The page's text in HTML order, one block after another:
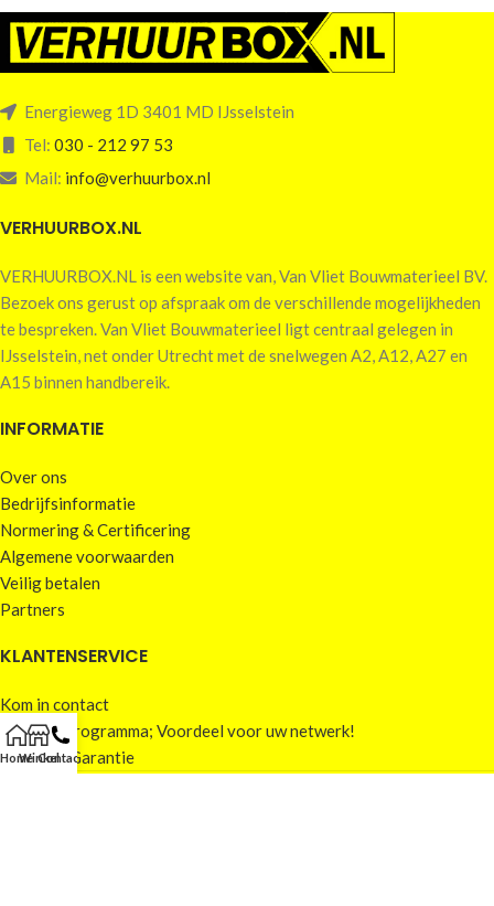
Energieweg 1D 3401 MD IJsselstein
Tel: 030 - 212 97 53
Mail: info@verhuurbox.nl
VERHUURBOX.NL
VERHUURBOX.NL is een website van, Van Vliet Bouwmaterieel BV.
Bezoek ons gerust op afspraak om de verschillende mogelijkheden
te bespreken. Van Vliet Bouwmaterieel ligt centraal gelegen in
IJsselstein, net onder Utrecht met de snelwegen A2, A12, A27 en
A15 binnen handbereik.
INFORMATIE
Over ons
Bedrijfsinformatie
Normering & Certificering
Algemene voorwaarden
Veilig betalen
Partners
KLANTENSERVICE
Kom in contact
Referral programma; Voordeel voor uw netwerk!
Retour & Garantie
HomeWinkelContact